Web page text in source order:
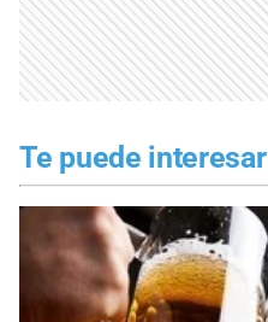
Te puede interesar